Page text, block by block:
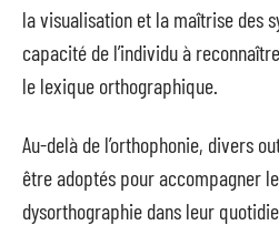
la visualisation et la maîtrise des
capacité de l’individu à
le lexique orthographique.
Au-delà de l’orthophonie, divers
être adoptés pour accompagner
dysorthographie dans leur